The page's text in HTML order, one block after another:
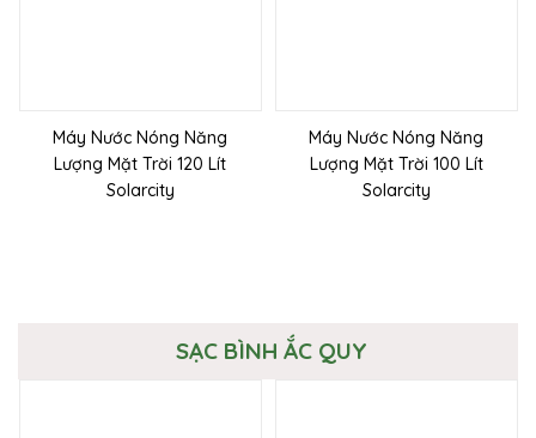
Máy Nước Nóng Năng
Lượng Mặt Trời 120 Lít
Solarcity
Máy Nước Nóng Năng
Lượng Mặt Trời 100 Lít
Solarcity
SẠC BÌNH ẮC QUY